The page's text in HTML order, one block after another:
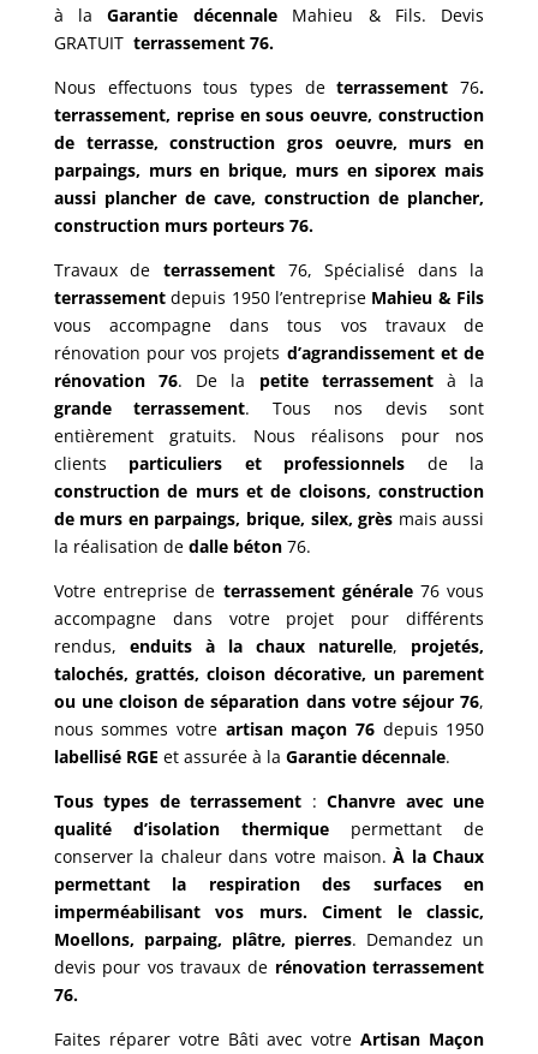
à laGarantie décennaleMahieu & Fils. Devis
GRATUIT terrassement 76.
Nous effectuons tous types deterrassement 76.
terrassement, reprise en sous oeuvre, construction
de terrasse, construction gros oeuvre, murs en
parpaings, murs en brique, murs en siporex mais
aussi plancher de cave, construction de plancher,
construction murs porteurs 76.
Travaux de terrassement76, Spécialisé dans la
terrassementdepuis 1950 l’entreprise Mahieu & Fils
vous accompagne dans tous vos travaux de
rénovation pour vos projets d’agrandissement et de
rénovation 76. De la petite terrassementà la
grande terrassement. Tous nos devis sont
entièrement gratuits. Nous réalisons pour nos
clients particuliers et professionnels de la
construction de murs et de cloisons, construction
de murs en parpaings, brique, silex, grès mais aussi
la réalisation de dalle béton76.
Votre entreprise de terrassement générale76 vous
accompagne dans votre projet pour différents
rendus, enduits à la chaux naturelle, projetés,
talochés, grattés, cloison décorative, un parement
ou une cloison de séparation dans votre séjour 76,
nous sommes votre artisan maçon 76depuis 1950
labellisé RGE et assurée à la Garantie décennale.
Tous types de terrassement :Chanvre avec une
qualité d’isolation thermique permettant de
conserver la chaleur dans votre maison.À la Chaux
permettant la respiration des surfaces en
imperméabilisant vos murs. Ciment le classic,
Moellons, parpaing, plâtre, pierres. Demandez un
devis pour vos travaux de rénovation terrassement
76.
Faites réparer votre Bâti avec votreArtisan Maçon